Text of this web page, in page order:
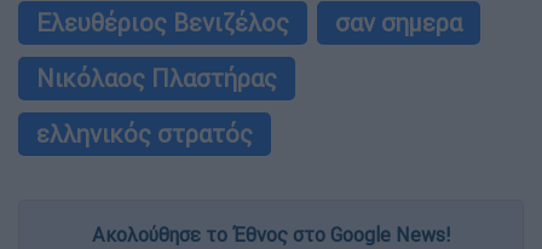
Ελευθέριος Βενιζέλος
σαν σημερα
Νικόλαος Πλαστήρας
ελληνικός στρατός
Ακολούθησε το Έθνος στο Google News!